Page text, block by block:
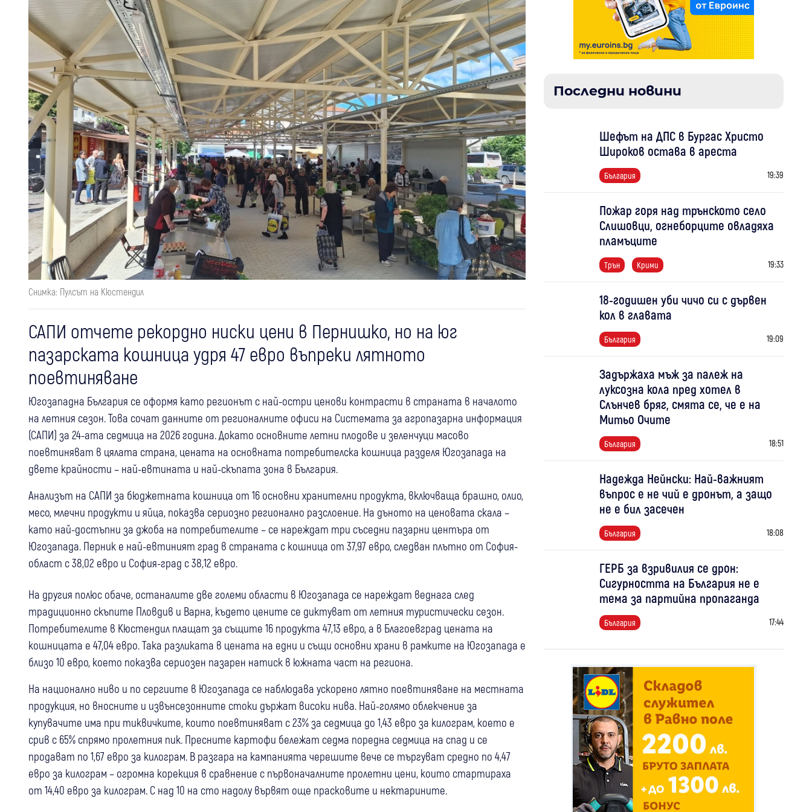
Снимка: Пулсът на Кюстендил
САПИ отчете рекордно ниски цени в Пернишко, но на юг
пазарската кошница удря 47 евро въпреки лятното
поевтиняване
Югозападна България се оформя като регионът с най-остри ценови контрасти в страната в началото
на летния сезон. Това сочат данните от регионалните офиси на Системата за агропазарна информация
(САПИ) за 24-ата седмица на 2026 година. Докато основните летни плодове и зеленчуци масово
поевтиняват в цялата страна, цената на основната потребителска кошница разделя Югозапада на
двете крайности – най-евтината и най-скъпата зона в България.
Анализът на САПИ за бюджетната кошница от 16 основни хранителни продукта, включваща брашно, олио,
месо, млечни продукти и яйца, показва сериозно регионално разслоение. На дъното на ценовата скала –
като най-достъпни за джоба на потребителите – се нареждат три съседни пазарни центъра от
Югозапада. Перник е най-евтиният град в страната с кошница от 37,97 евро, следван плътно от София-
област с 38,02 евро и София-град с 38,12 евро.
На другия полюс обаче, останалите две големи области в Югозапада се нареждат веднага след
традиционно скъпите Пловдив и Варна, където цените се диктуват от летния туристически сезон.
Потребителите в Кюстендил плащат за същите 16 продукта 47,13 евро, а в Благоевград цената на
кошницата е 47,04 евро. Така разликата в цената на едни и същи основни храни в рамките на Югозапада е
близо 10 евро, което показва сериозен пазарен натиск в южната част на региона.
На национално ниво и по сергиите в Югозапада се наблюдава ускорено лятно поевтиняване на местната
продукция, но вносните и извънсезонните стоки държат високи нива. Най-голямо облекчение за
купувачите има при тиквичките, които поевтиняват с 23% за седмица до 1,43 евро за килограм, което е
срив с 65% спрямо пролетния пик. Пресните картофи бележат седма поредна седмица на спад и се
продават по 1,67 евро за килограм. В разгара на кампанията черешите вече се търгуват средно по 4,47
евро за килограм – огромна корекция в сравнение с първоначалните пролетни цени, които стартираха
от 14,40 евро за килограм. С над 10 на сто надолу вървят още прасковите и нектарините.
Последни новини
Шефът на ДПС в Бургас Христо
Широков остава в ареста
България 19:39
Пожар горя над трънското село
Слишовци, огнеборците овладяха
пламъците
Трън Крими 19:33
18-годишен уби чичо си с дървен
кол в главата
България 19:09
Задържаха мъж за палеж на
луксозна кола пред хотел в
Слънчев бряг, смята се, че е на
Митьо Очите
България 18:51
Надежда Нейнски: Най-важният
въпрос е не чий е дронът, а защо
не е бил засечен
България 18:08
ГЕРБ за взривилия се дрон:
Сигурността на България не е
тема за партийна пропаганда
България 17:44